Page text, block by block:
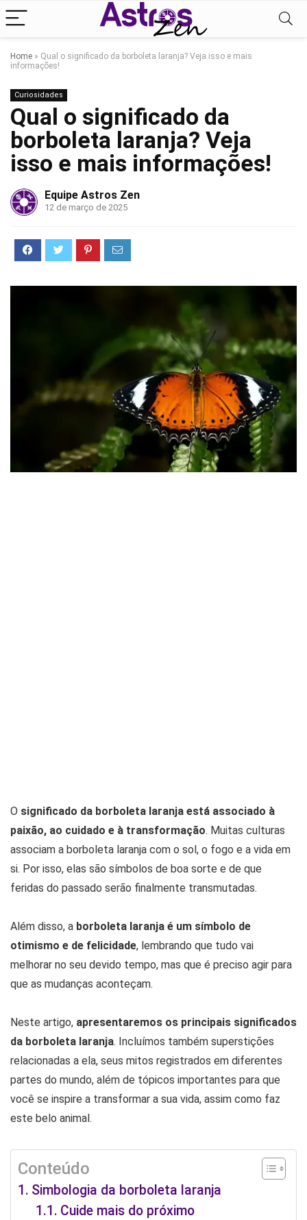
Home » Qual o significado da borboleta laranja? Veja isso e mais
informações!
Curiosidades
Qual o significado da
borboleta laranja? Veja
isso e mais informações!
Equipe Astros Zen
12 de março de 2025
O significado da borboleta laranja está associado à
paixão, ao cuidado e à transformação. Muitas culturas
associam a borboleta laranja com o sol, o fogo e a vida em
si. Por isso, elas são símbolos de boa sorte e de que
feridas do passado serão finalmente transmutadas.
Além disso, a borboleta laranja é um símbolo de
otimismo e de felicidade, lembrando que tudo vai
melhorar no seu devido tempo, mas que é preciso agir para
que as mudanças aconteçam.
Neste artigo, apresentaremos os principais significados
da borboleta laranja. Incluímos também superstições
relacionadas a ela, seus mitos registrados em diferentes
partes do mundo, além de tópicos importantes para que
você se inspire a transformar a sua vida, assim como faz
este belo animal.
Conteúdo
Simbologia da borboleta laranja
Cuide mais do próximo